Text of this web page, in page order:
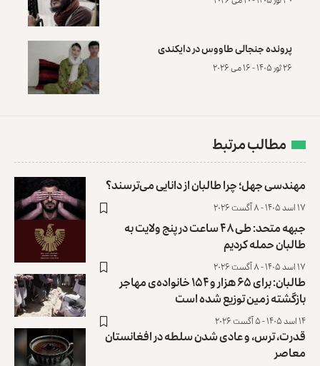
پرونده‌ جنجالی طاووس در دایکندی
۲۶ ثور ۱۴۰۵ - ۱۶ می ۲۰۲۶
مطالب مرتبط
مهندسی جهل؛ چرا طالبان از دانایی می‌ترسند؟
۱۷ اسد ۱۴۰۵ - ۸ آگست ۲۰۲۶
جبهه متحد: طی ۴۸ ساعت در پنج ولایت به
طالبان حمله کردیم
۱۷ اسد ۱۴۰۵ - ۸ آگست ۲۰۲۶
طالبان: برای ۶۵ هزار و ۱۵۴ خانواده‌ی مهاجر
بازگشته زمین توزیع ‏شده است
۱۴ اسد ۱۴۰۵ - ۵ آگست ۲۰۲۶
قدرت، ترس، و عادی ‌شدن سلطه در افغانستان
معاصر